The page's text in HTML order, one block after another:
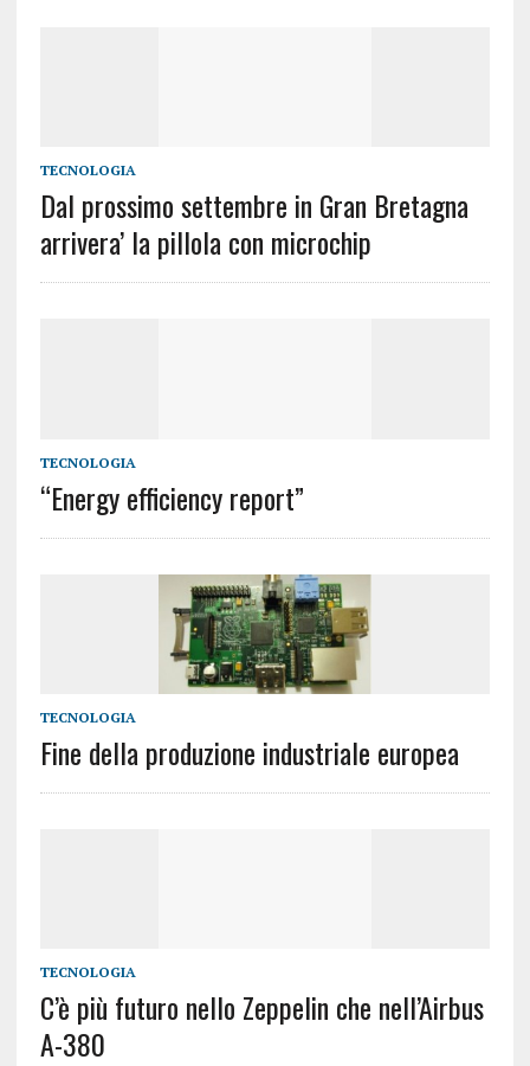
TECNOLOGIA
Dal prossimo settembre in Gran Bretagna
arrivera’ la pillola con microchip
TECNOLOGIA
“Energy efficiency report”
TECNOLOGIA
Fine della produzione industriale europea
TECNOLOGIA
C’è più futuro nello Zeppelin che nell’Airbus
A-380